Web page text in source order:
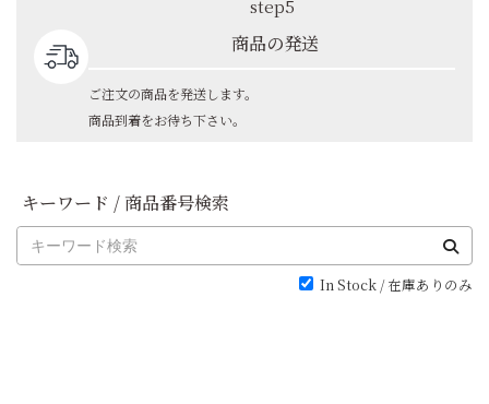
step5
商品の発送
ご注文の商品を発送します。
商品到着をお待ち下さい。
キーワード / 商品番号検索
In Stock / 在庫ありのみ